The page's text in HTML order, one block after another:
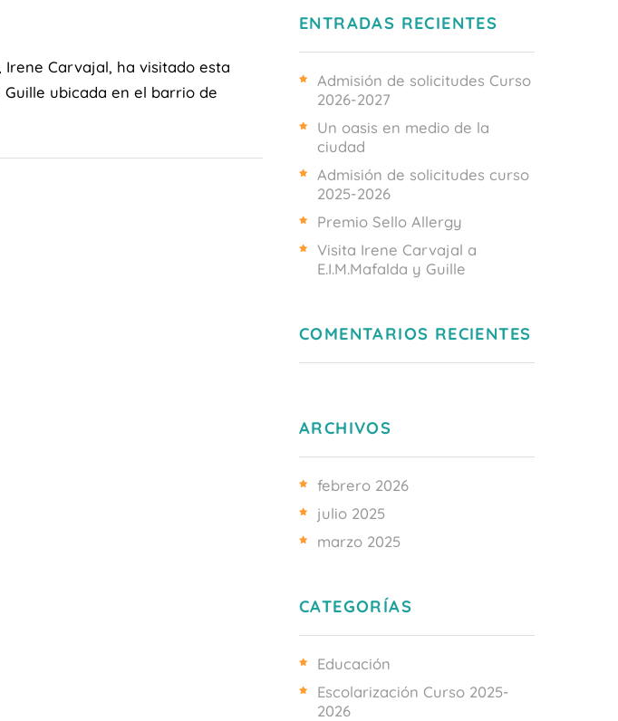
Carvajal, ha visitado esta
ubicada en el barrio de
ENTRADAS RECIENTES
Admisión de solicitudes Curso
2026-2027
Un oasis en medio de la
ciudad
Admisión de solicitudes curso
2025-2026
Premio Sello Allergy
Visita Irene Carvajal a
E.I.M.Mafalda y Guille
COMENTARIOS RECIENTES
ARCHIVOS
febrero 2026
julio 2025
marzo 2025
CATEGORÍAS
Educación
Escolarización Curso 2025-
2026